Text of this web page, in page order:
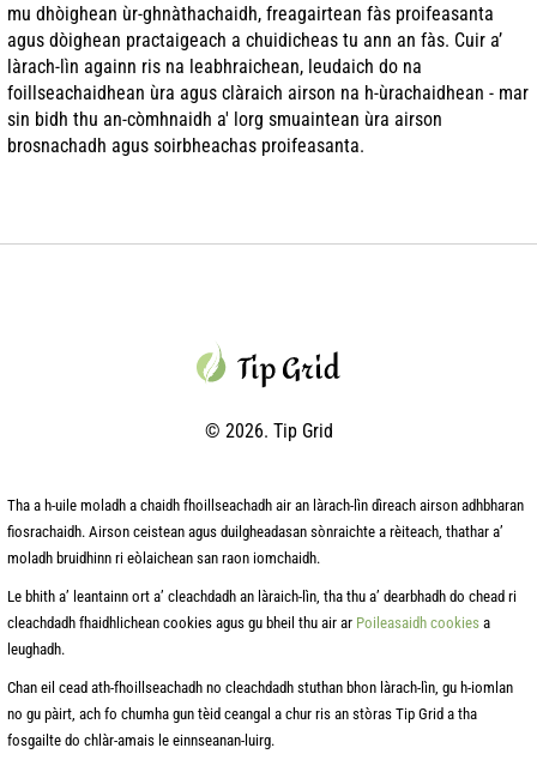
mu dhòighean ùr-ghnàthachaidh, freagairtean fàs proifeasanta
agus dòighean practaigeach a chuidicheas tu ann an fàs. Cuir a’
làrach-lìn againn ris na leabhraichean, leudaich do na
foillseachaidhean ùra agus clàraich airson na h-ùrachaidhean - mar
sin bidh thu an-còmhnaidh a' lorg smuaintean ùra airson
brosnachadh agus soirbheachas proifeasanta.
© 2026. Tip Grid
Tha a h-uile moladh a chaidh fhoillseachadh air an làrach-lìn dìreach airson adhbharan
fiosrachaidh. Airson ceistean agus duilgheadasan sònraichte a rèiteach, thathar a’
moladh bruidhinn ri eòlaichean san raon iomchaidh.
Le bhith a’ leantainn ort a’ cleachdadh an làraich-lìn, tha thu a’ dearbhadh do chead ri
cleachdadh fhaidhlichean cookies agus gu bheil thu air ar Poileasaidh cookies a
leughadh.
Chan eil cead ath-fhoillseachadh no cleachdadh stuthan bhon làrach-lìn, gu h-iomlan
no gu pàirt, ach fo chumha gun tèid ceangal a chur ris an stòras Tip Grid a tha
fosgailte do chlàr-amais le einnseanan-luirg.